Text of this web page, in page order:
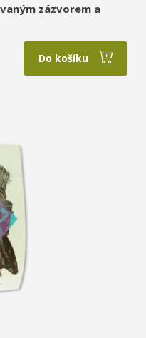
zázvorem a
Do košíku